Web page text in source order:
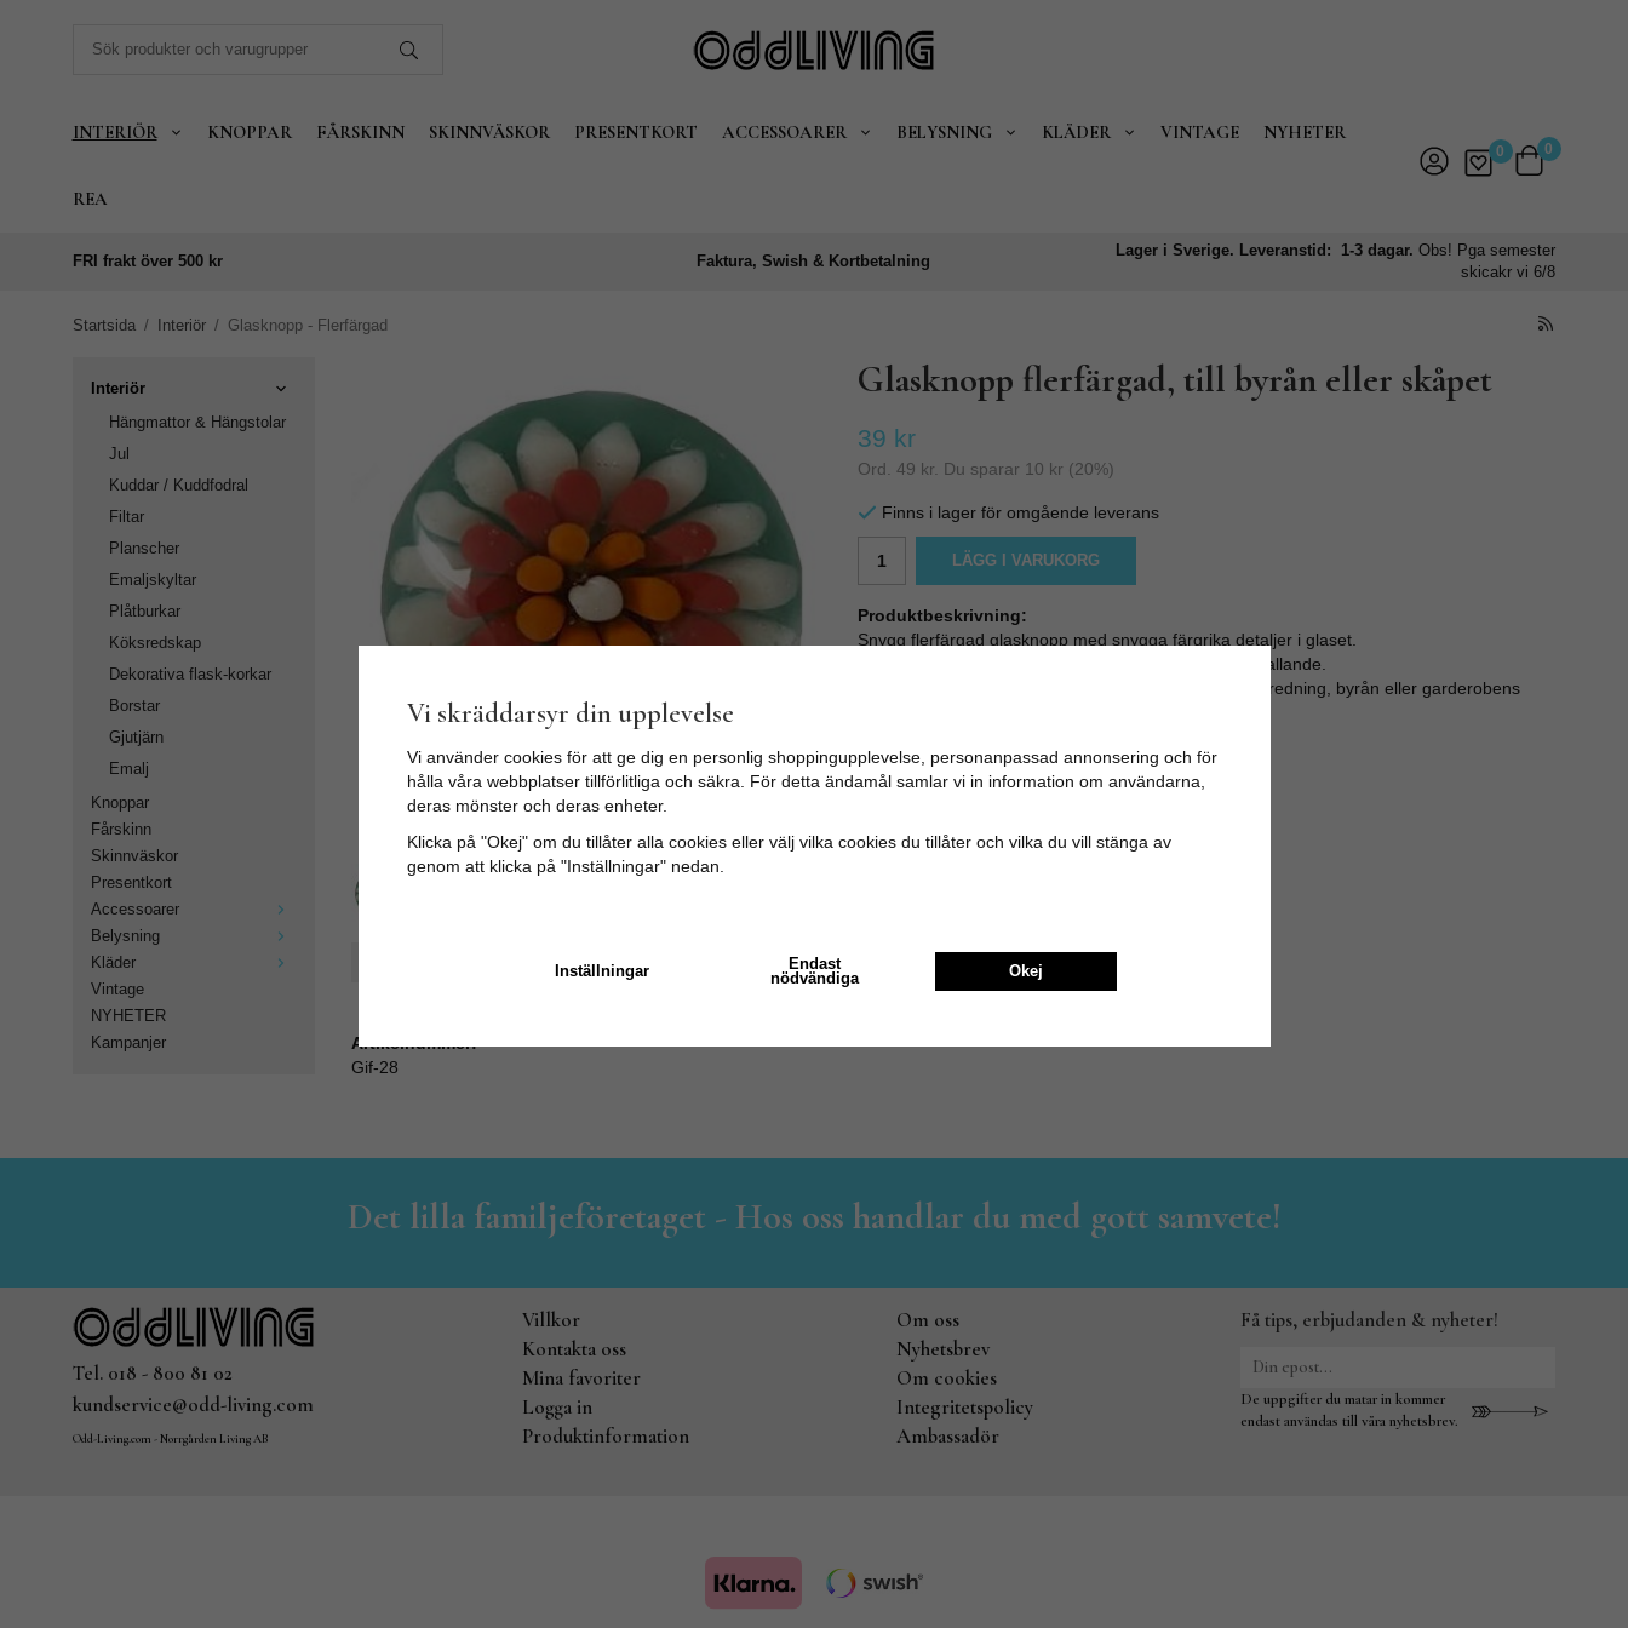
INTERIÖR KNOPPAR FÅRSKINN SKINNVÄSKOR PRESENTKORT ACCESSOARER BELYSNING KLÄDER VINTAGE NYHETER
REA
0 0
FRI frakt över 500 kr Faktura, Swish & Kortbetalning
Lager i Sverige. Leveranstid: 1-3 dagar.Obs! Pga semester
skicakr vi 6/8
Startsida / Interiör / Glasknopp - Flerfärgad
Interiör
Hängmattor & Hängstolar
Jul
Kuddar / Kuddfodral
Filtar
Planscher
Emaljskyltar
Plåtburkar
Köksredskap
Dekorativa flask-korkar
Borstar
Gjutjärn
Emalj
Knoppar
Fårskinn
Skinnväskor
Presentkort
Accessoarer
Belysning
Kläder
Vintage
NYHETER
Kampanjer
Glasknopp flerfärgad, till byrån eller skåpet
39 kr
Ord. 49 kr. Du sparar 10 kr (20%)
Finns i lager för omgående leverans
LÄGG I VARUKORG
Produktbeskrivning:
Snygg flerfärgad glasknopp med snygga färgrika detaljer i glaset.
Knoppen är gjord för hand och är färgglad och iögonfallande.
Denna knoppen kan bli pricken över i´et på din köksinredning, byrån eller garderobens
Artikelnummer:
Gif-28
Det lilla familjeföretaget - Hos oss handlar du med gott samvete!
Tel. 018 - 800 81 02
kundservice@odd-living.com
Odd-Living.com - Norrgården Living AB
Villkor
Kontakta oss
Mina favoriter
Logga in
Produktinformation
Om oss
Nyhetsbrev
Om cookies
Integritetspolicy
Ambassadör
Få tips, erbjudanden & nyheter!
De uppgifter du matar in kommer
endast användas till våra nyhetsbrev.
Vi skräddarsyr din upplevelse
Vi använder cookies för att ge dig en personlig shoppingupplevelse, personanpassad annonsering och för
hålla våra webbplatser tillförlitliga och säkra. För detta ändamål samlar vi in information om användarna,
deras mönster och deras enheter.
Klicka på "Okej" om du tillåter alla cookies eller välj vilka cookies du tillåter och vilka du vill stänga av
genom att klicka på "Inställningar" nedan.
Inställningar
Endast
nödvändiga
Okej